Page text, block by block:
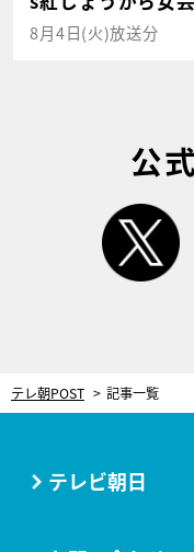
8月4日(火)放送分
公
テレ朝POST 記事一覧
テレビ朝日